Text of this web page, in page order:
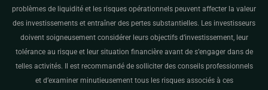
problèmes de liquidité et les risques opérationnels peuvent affecter la valeur
des investissements et entraîner des pertes substantielles. Les investisseurs
doivent soigneusement considérer leurs objectifs d’investissement, leur
tolérance au risque et leur situation financière avant de s’engager dans de
telles activités. Il est recommandé de solliciter des conseils professionnels
et d’examiner minutieusement tous les risques associés à ces